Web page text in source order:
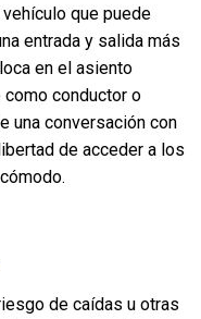
que puede
entrada y salida más
en el asiento
conductor o
una conversación con
de acceder a los
de caídas u otras